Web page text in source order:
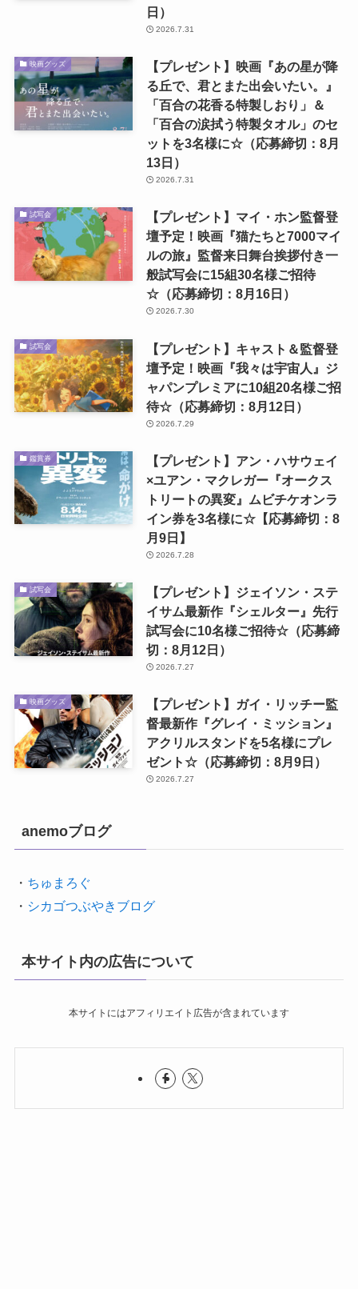
日）
2026.7.31
映画グッズ
【プレゼント】映画『あの星が降
る丘で、君とまた出会いたい。』
「百合の花香る特製しおり」＆
「百合の涙拭う特製タオル」のセ
ットを3名様に☆（応募締切：8月
13日）
2026.7.31
試写会
【プレゼント】マイ・ホン監督登
壇予定！映画『猫たちと7000マイ
ルの旅』監督来日舞台挨拶付き一
般試写会に15組30名様ご招待
☆（応募締切：8月16日）
2026.7.30
試写会
【プレゼント】キャスト＆監督登
壇予定！映画『我々は宇宙人』ジ
ャパンプレミアに10組20名様ご招
待☆（応募締切：8月12日）
2026.7.29
鑑賞券
【プレゼント】アン・ハサウェイ
×ユアン・マクレガー『オークス
トリートの異変』ムビチケオンラ
イン券を3名様に☆【応募締切：8
月9日】
2026.7.28
試写会
【プレゼント】ジェイソン・ステ
イサム最新作『シェルター』先行
試写会に10名様ご招待☆（応募締
切：8月12日）
2026.7.27
映画グッズ
【プレゼント】ガイ・リッチー監
督最新作『グレイ・ミッション』
アクリルスタンドを5名様にプレ
ゼント☆（応募締切：8月9日）
2026.7.27
anemoブログ
・ ちゅまろぐ
・ シカゴつぶやきブログ
本サイト内の広告について
本サイトにはアフィリエイト広告が含まれています